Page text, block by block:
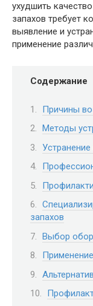
ухудшить
запахов требует
выявление и
применение
Содержание
Причины
Методы
запахов
Выбор